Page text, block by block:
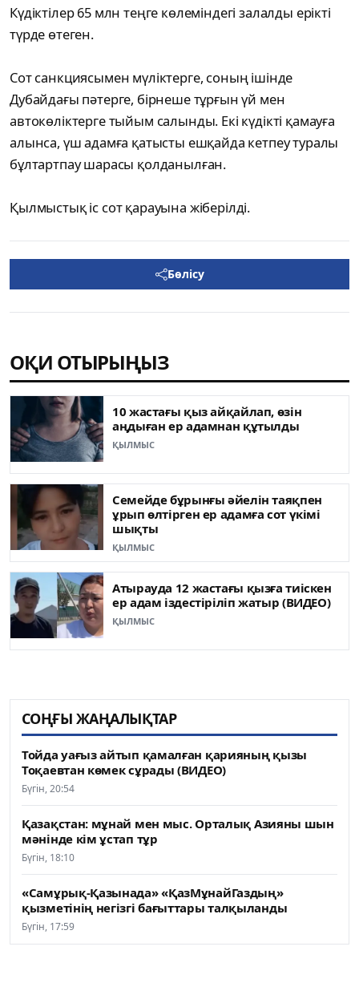
Күдіктілер 65 млн теңге көлеміндегі залалды ерікті
түрде өтеген.
Сот санкциясымен мүліктерге, соның ішінде
Дубайдағы пәтерге, бірнеше тұрғын үй мен
автокөліктерге тыйым салынды. Екі күдікті қамауға
алынса, үш адамға қатысты ешқайда кетпеу туралы
бұлтартпау шарасы қолданылған.
Қылмыстық іс сот қарауына жіберілді.
Бөлісу
ОҚИ ОТЫРЫҢЫЗ
10 жастағы қыз айқайлап, өзін
аңдыған ер адамнан құтылды
ҚЫЛМЫС
Семейде бұрынғы әйелін таяқпен
ұрып өлтірген ер адамға сот үкімі
шықты
ҚЫЛМЫС
Атырауда 12 жастағы қызға тиіскен
ер адам іздестіріліп жатыр (ВИДЕО)
ҚЫЛМЫС
СОҢҒЫ ЖАҢАЛЫҚТАР
Тойда уағыз айтып қамалған қарияның қызы
Тоқаевтан көмек сұрады (ВИДЕО)
Бүгін, 20:54
Қазақстан: мұнай мен мыс. Орталық Азияны шын
мәнінде кім ұстап тұр
Бүгін, 18:10
«Самұрық-Қазынада» «ҚазМұнайГаздың»
қызметінің негізгі бағыттары талқыланды
Бүгін, 17:59